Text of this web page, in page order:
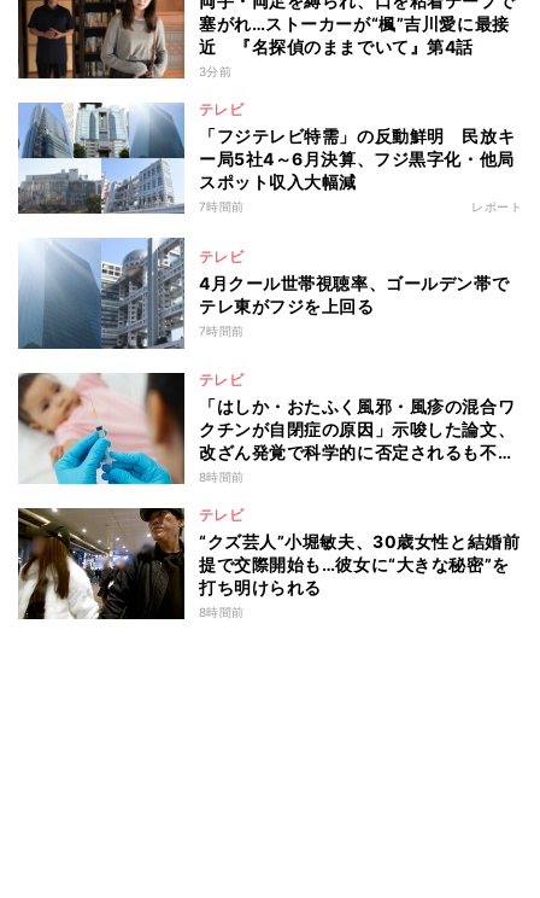
塞がれ…ストーカーが“楓”吉川愛に最接
近 『名探偵のままでいて』第4話
3分前
テレビ
「フジテレビ特需」の反動鮮明 民放キ
ー局5社4～6月決算、フジ黒字化・他局
スポット収入大幅減
7時間前 レポート
テレビ
4月クール世帯視聴率、ゴールデン帯で
テレ東がフジを上回る
7時間前
テレビ
「はしか・おたふく風邪・風疹の混合ワ
クチンが自閉症の原因」示唆した論文、
改ざん発覚で科学的に否定されるも不安
消えず…科学者たちの反証はなぜ届かな
8時間前
テレビ
“クズ芸人”小堀敏夫、30歳女性と結婚前
提で交際開始も…彼女に“大きな秘密”を
打ち明けられる
8時間前